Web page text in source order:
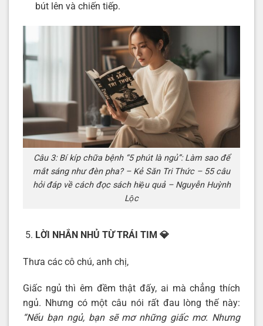
bút lên và chiến tiếp.
Câu 3: Bí kíp chữa bệnh “5 phút là ngủ”: Làm sao để
mắt sáng như đèn pha? – Kẻ Săn Tri Thức – 55 câu
hỏi đáp về cách đọc sách hiệu quả – Nguyễn Huỳnh
Lộc
LỜI NHẮN NHỦ TỪ TRÁI TIM 💎
Thưa các cô chú, anh chị,
Giấc ngủ thì êm đềm thật đấy, ai mà chẳng thích
ngủ. Nhưng có một câu nói rất đau lòng thế này:
“Nếu bạn ngủ, bạn sẽ mơ những giấc mơ. Nhưng